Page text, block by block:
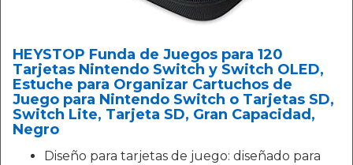
HEYSTOP Funda de Juegos para 120
Tarjetas Nintendo Switch y Switch OLED,
Estuche para Organizar Cartuchos de
Juego para Nintendo Switch o Tarjetas SD,
Switch Lite, Tarjeta SD, Gran Capacidad,
Negro
Diseño para tarjetas de juego: diseñado para